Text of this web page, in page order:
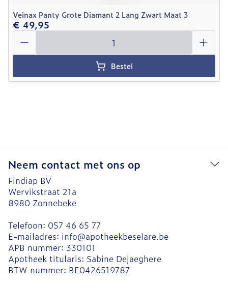
Veinax Panty Grote Diamant 2 Lang Zwart Maat 3
€ 49,95
Aantal
Bestel
Neem contact met ons op
Findiap BV
Wervikstraat 21a
8980 Zonnebeke
Telefoon: 057 46 65 77
E-mailadres: info@apotheekbeselare.be
APB nummer: 330101
Apotheek titularis: Sabine Dejaeghere
BTW nummer: BE0426519787